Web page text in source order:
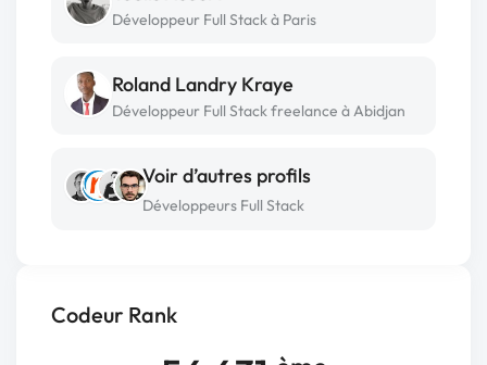
Codeur Rank
Développeur Full Stack à Paris
Roland Landry Kraye
Développeur Full Stack freelance à Abidjan
Voir d’autres profils
Développeurs Full Stack